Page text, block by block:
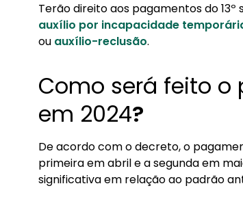
Terão direito aos pagamentos do
auxílio por incapacidade
ou auxílio-reclusão.
Como será feito o
em 2024?
De acordo com o decreto, o
primeira em abril e a segunda em
significativa em relação ao padrão